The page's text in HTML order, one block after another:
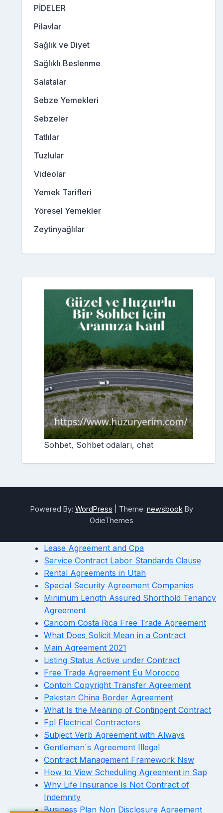
PİDELER
Pilavlar
Sağlık ve Diyet
Sağlıklı Beslenme
Salatalar
Sebze Yemekleri
Sebzeler
Tatlılar
Tuzlular
Videolar
Yemek Tarifleri
Yöresel Yemekler
Zeytinyağlılar
Sohbet, Sohbet odaları, chat
Powered By: WordPress Theme: newsbook By
OdieThemes
Lease Agreement and Cpa
Service Contract Labor Standards Clause
Rental Agreements in Utah
Special Security Agreement Companies
Minimum Length Assured Shorthold Tenancy
Agreement
Caricom Costa Rica Free Trade Agreement
What Does Solicit Mean in a Contract
Main Agreement 2021
Listing Status Active under Contract
Free Trade Agreement Eu Morocco
Contoh Copyright Transfer Agreement
Pakistan China Border Agreement
What Is the Meaning of Contingent Contract
Fpl Electrical Contractors
Subject Verb Agreement with Always
Gentleman`s Agreement Illegal
Contract Management Framework Nsw
How to View Scheduling Agreement in Sap
Why Life Insurance Is Not Contract of
Indemnity
Business Plan Non Disclosure Agreement